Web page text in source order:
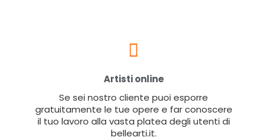
Artisti online
Se sei nostro cliente puoi esporre
gratuitamente le tue opere e far conoscere
il tuo lavoro alla vasta platea degli utenti di
bellearti.it.